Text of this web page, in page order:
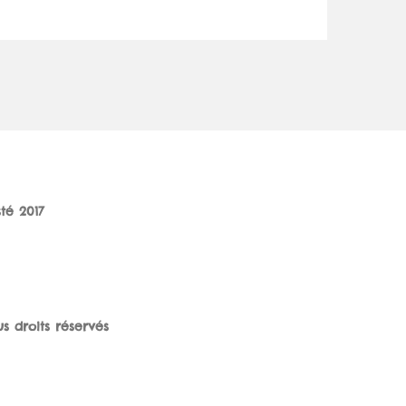
2017
droits réservés